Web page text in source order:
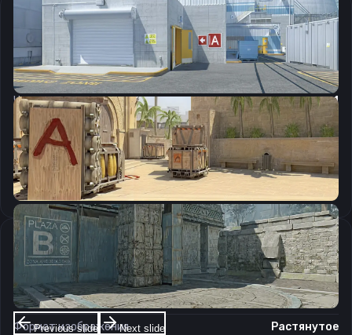
Previous slide Next slide
Настройки мыши
DPI:
800
Чувствительность мыши в игре:
1.57
Чувствительность мыши в зуме:
1
Чувствительность мыши в Windows:
6/11
Ускорение мыши:
0
m_rawinput:
1
Настройки экрана
Разрешение
1280×960
Соотношение сторон
4:3
Формат изображения
Растянутое